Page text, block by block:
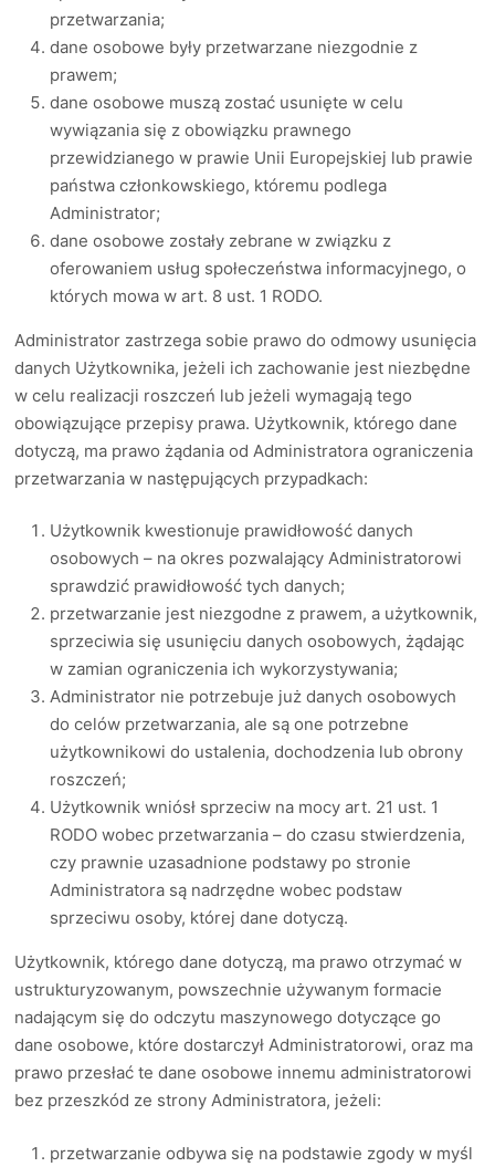
przetwarzania;
dane osobowe były przetwarzane niezgodnie z
prawem;
dane osobowe muszą zostać usunięte w celu
wywiązania się z obowiązku prawnego
przewidzianego w prawie Unii Europejskiej lub prawie
państwa członkowskiego, któremu podlega
Administrator;
dane osobowe zostały zebrane w związku z
oferowaniem usług społeczeństwa informacyjnego, o
których mowa w art. 8 ust. 1 RODO.
Administrator zastrzega sobie prawo do odmowy usunięcia
danych Użytkownika, jeżeli ich zachowanie jest niezbędne
w celu realizacji roszczeń lub jeżeli wymagają tego
obowiązujące przepisy prawa. Użytkownik, którego dane
dotyczą, ma prawo żądania od Administratora ograniczenia
przetwarzania w następujących przypadkach:
Użytkownik kwestionuje prawidłowość danych
osobowych – na okres pozwalający Administratorowi
sprawdzić prawidłowość tych danych;
przetwarzanie jest niezgodne z prawem, a użytkownik,
sprzeciwia się usunięciu danych osobowych, żądając
w zamian ograniczenia ich wykorzystywania;
Administrator nie potrzebuje już danych osobowych
do celów przetwarzania, ale są one potrzebne
użytkownikowi do ustalenia, dochodzenia lub obrony
roszczeń;
Użytkownik wniósł sprzeciw na mocy art. 21 ust. 1
RODO wobec przetwarzania – do czasu stwierdzenia,
czy prawnie uzasadnione podstawy po stronie
Administratora są nadrzędne wobec podstaw
sprzeciwu osoby, której dane dotyczą.
Użytkownik, którego dane dotyczą, ma prawo otrzymać w
ustrukturyzowanym, powszechnie używanym formacie
nadającym się do odczytu maszynowego dotyczące go
dane osobowe, które dostarczył Administratorowi, oraz ma
prawo przesłać te dane osobowe innemu administratorowi
bez przeszkód ze strony Administratora, jeżeli:
przetwarzanie odbywa się na podstawie zgody w myśl